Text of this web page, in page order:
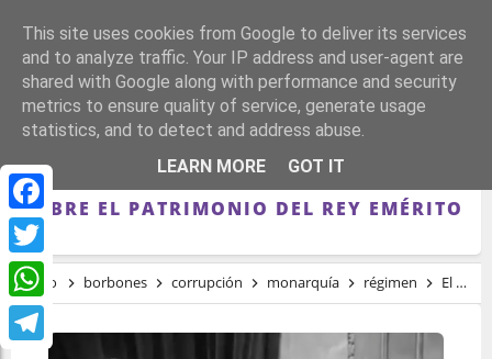
Facebook
Twitter
WhatsApp
EL BLOQUE DE LA TRANSICIÓN IMPIDE
UNA COMISIÓN DE INVESTIGACIÓN
SOBRE EL PATRIMONIO DEL REY EMÉRITO
Inicio borbones corrupción monarquía régimen El bloque de la Transición impide una comisión de investigación sobre el patrimonio del rey emérito
This site uses cookies from Google to deliver its services
and to analyze traffic. Your IP address and user-agent are
shared with Google along with performance and security
metrics to ensure quality of service, generate usage
statistics, and to detect and address abuse.
LEARN MORE
GOT IT